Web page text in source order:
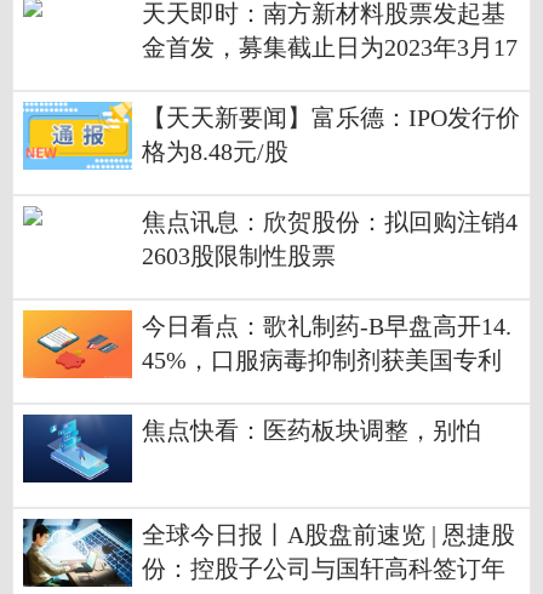
天天即时：南方新材料股票发起基
金首发，募集截止日为2023年3月17
【天天新要闻】富乐德：IPO发行价
格为8.48元/股
焦点讯息：欣贺股份：拟回购注销4
2603股限制性股票
今日看点：歌礼制药-B早盘高开14.
45%，口服病毒抑制剂获美国专利
焦点快看：医药板块调整，别怕
全球今日报丨A股盘前速览 | 恩捷股
份：控股子公司与国轩高科签订年